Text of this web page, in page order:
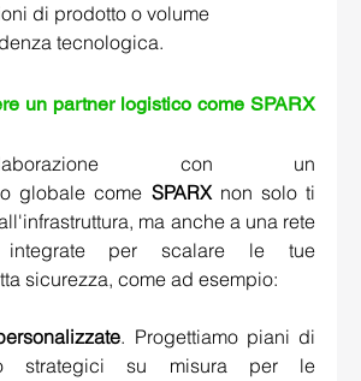
di prodotto o volume
tecnologica.
con un
globale come SPARX non solo ti
ma anche a una rete
per scalare le tue
sicurezza, come ad esempio:
. Progettiamo piani di
strategici su misura per le